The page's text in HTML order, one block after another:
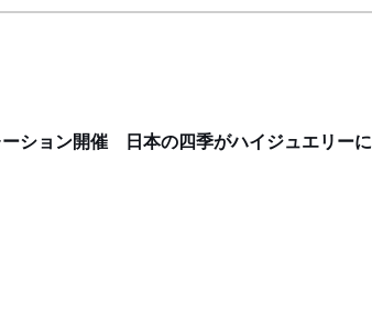
ーション開催 日本の四季がハイジュエリーに